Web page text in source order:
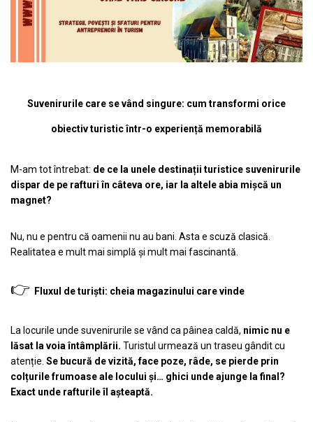
Castelul Peles
Muzee / Case Memoriale
Bojdeuca "Ion Creanga", Iasi
Casa Junimii Iasi (Muzeul Vasile
Pogor)
Castelul Julia Hasdeu (Muzeul
Cazinoul Constanta
Galeria Artei Iesene (Muzeul Nicolae
Muzeul de Arta Cluj Napoca
Orase si zone istorice
Brasov
Bucuresti
Cani suvenir
Colectia "Orase Medievale"
Magneti de frigider, din lemn
Magneti de frigider din lemn, VINTAGE
Magneti de frigider, din lemn, gravati
Personalitati istorice si culturale
Puzzle suvenir
Sacose bumbac
Suport pahare suvenir din lemn
Suport pahare suvenir din pluta
Tablou suvenir
Suvenirurile care se vând singure: cum transformi orice
obiectiv turistic într-o experiență memorabilă
M-am tot întrebat: de ce la unele destinații turistice suvenirurile
dispar de pe rafturi în câteva ore, iar la altele abia mișcă un
magnet?
Nu, nu e pentru că oamenii nu au bani. Asta e scuză clasică.
Realitatea e mult mai simplă și mult mai fascinantă.
👉 Fluxul de turiști: cheia magazinului care vinde
La locurile unde suvenirurile se vând ca pâinea caldă, nimic nu e
lăsat la voia întâmplării. Turistul urmează un traseu gândit cu
atenție. Se bucură de vizită, face poze, râde, se pierde prin
colțurile frumoase ale locului și… ghici unde ajunge la final?
Exact unde rafturile îl așteaptă.